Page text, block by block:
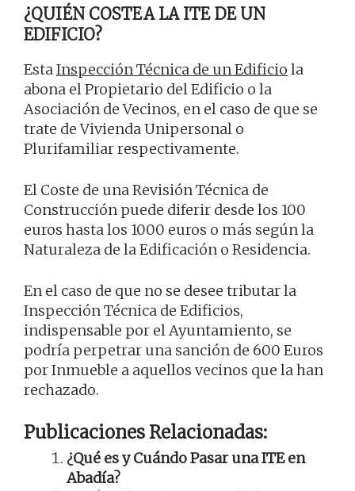
¿QUIÉN COSTEA LA ITE DE UN
EDIFICIO?
EstaInspección Técnica de un Edificio la
abona el Propietario del Edificio o la
Asociación de Vecinos, en el caso de que se
trate de Vivienda Unipersonal o
Plurifamiliar respectivamente.
El Coste de una Revisión Técnica de
Construcción puede diferir desde los 100
euros hasta los 1000 euros o más según la
Naturaleza de la Edificación o Residencia.
En el caso de que no se desee tributar la
Inspección Técnica de Edificios,
indispensable por el Ayuntamiento, se
podría perpetrar una sanción de 600 Euros
por Inmueble a aquellos vecinos que la han
rechazado.
Publicaciones Relacionadas:
¿Qué es y Cuándo Pasar una ITE en
Abadía?